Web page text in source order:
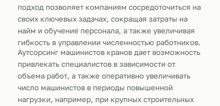
подход позволяет компаниям сосредоточиться на
своих ключевых задачах, сокращая затраты на
найм и обучение персонала, а также увеличивая
гибкость в управлении численностью работников.
Аутсорсинг машинистов кранов дает возможность
привлекать специалистов в зависимости от
объема работ, а также оперативно увеличивать
число машинистов в периоды повышенной
нагрузки, например, при крупных строительных